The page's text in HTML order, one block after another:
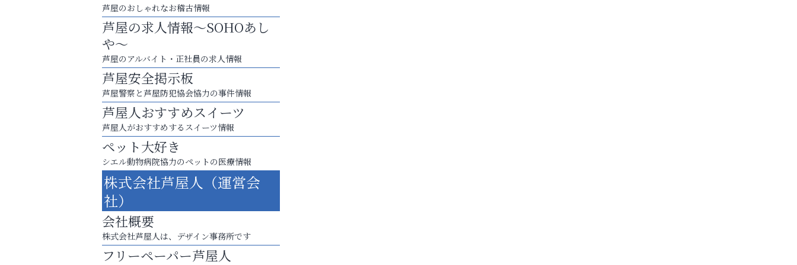
英語で育つ、世界が広がる！
いわみ眼科
芦屋のおしゃれなお稽古情報
芦屋の求人情報～SOHOあし
や～
芦屋のアルバイト・正社員の求人情報
芦屋安全掲示板
芦屋警察と芦屋防犯協会協力の事件情報
芦屋人おすすめスイーツ
芦屋人がおすすめするスイーツ情報
ペット大好き
シエル動物病院協力のペットの医療情報
株式会社芦屋人（運営会
社）
会社概要
株式会社芦屋人は、デザイン事務所です
フリーペーパー芦屋人